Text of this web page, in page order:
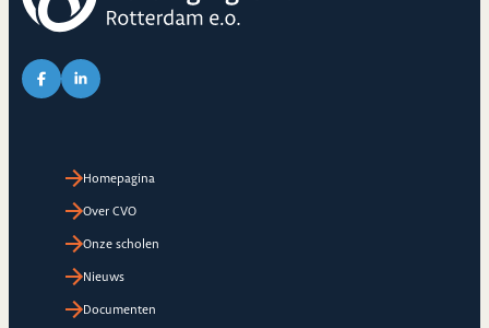
Link naar Facebook pagina van CVO
Link naar LinkedIn pagina van CVO
Homepagina
Over CVO
Onze scholen
Nieuws
Documenten